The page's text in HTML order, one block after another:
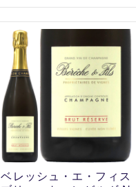
ベレッシュ・エ・フィス